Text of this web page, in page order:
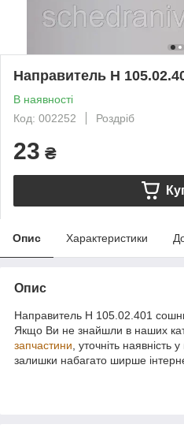
Направитель Н
В наявності
Код: 002252
Роздріб
23 ₴
Опис Характеристики
Опис
Направитель Н 105.02.401
Якщо Ви не знайшли в наших
запчастини , уточніть
залишки набагато ширше